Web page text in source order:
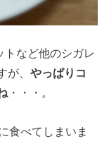
トなど他のシガレ
が、やっぱりコ
・・・。
食べてしまいま